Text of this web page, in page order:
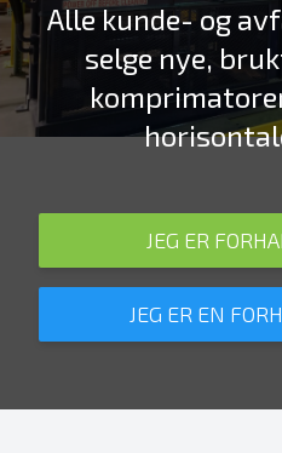
Alle kunde- og
selge nye,
JEG ER
JEG ER EN